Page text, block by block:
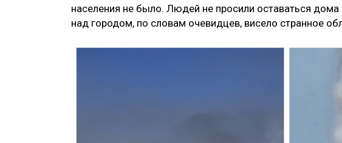
населения не было. Людей не просили оставаться
над городом, по словам очевидцев, висело странное